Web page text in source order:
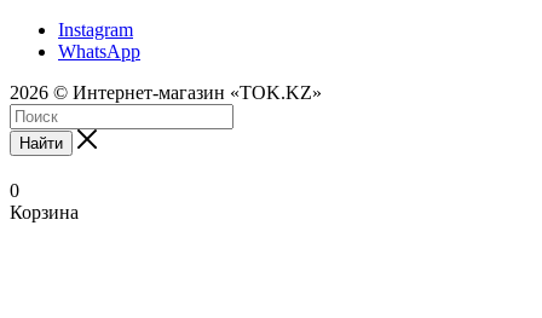
Instagram
WhatsApp
2026 © Интернет-магазин «TOK.KZ»
Найти
0
Корзина